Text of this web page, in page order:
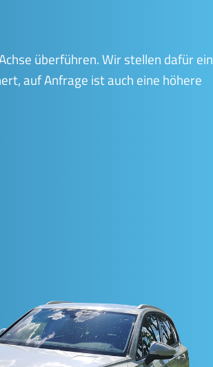
überführen.Wir stellen dafür ein
auf Anfrage ist auch eine höhere